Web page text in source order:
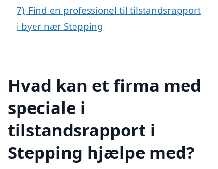
7) Find en professionel til tilstandsrapport
i byer nær Stepping
Hvad kan et firma med
speciale i
tilstandsrapport i
Stepping hjælpe med?